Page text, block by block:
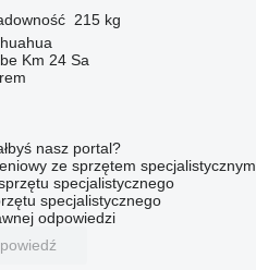
215 kg
Km 24 Sa
nasz portal?
ze sprzętem specjalistycznym
specjalistycznego
specjalistycznego
odpowiedzi